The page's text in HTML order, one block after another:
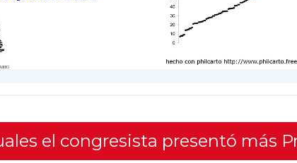
el congresista presentó más